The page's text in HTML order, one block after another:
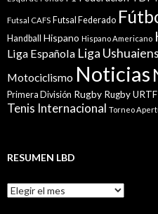
Futsal CAFS Futsal Federado
Handball Hispano Hispano Americano
Liga Española Liga
Motociclismo Noticias
Primera División Rugby Rugby URTF
Tenis Internacional Torneo
RESUMEN LBD
Resumen
LBD